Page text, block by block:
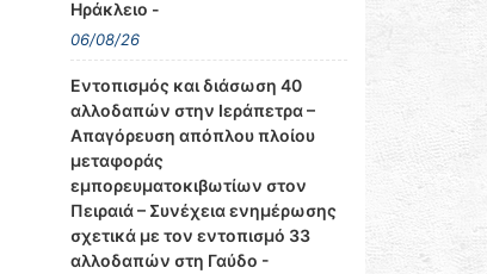
Ηράκλειο -
06/08/26
Εντοπισμός και διάσωση 40
αλλοδαπών στην Ιεράπετρα –
Απαγόρευση απόπλου πλοίου
μεταφοράς
εμπορευματοκιβωτίων στον
Πειραιά – Συνέχεια ενημέρωσης
σχετικά με τον εντοπισμό 33
αλλοδαπών στη Γαύδο -